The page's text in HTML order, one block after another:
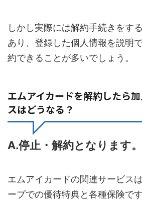
しかし実際には解約手続きをす
あり、登録した個人情報を説明
約できることが多いでしょう。
エムアイカードを解約したら
スはどうなる？
A.停止・解約となります。
エムアイカードの関連サービス
ープでの優待特典と各種保険です